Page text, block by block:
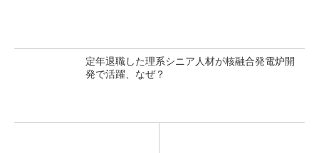
定年退職した理系シニア人材が核融合発電炉開
発で活躍、なぜ？